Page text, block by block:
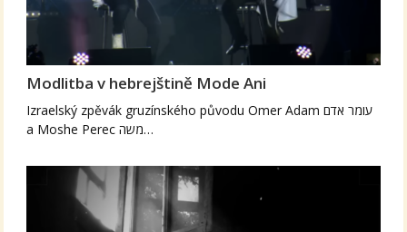
Modlitba v hebrejštině Mode Ani
Izraelský zpěvák gruzínského původu Omer Adam עומר אדם
a Moshe Perec משה…